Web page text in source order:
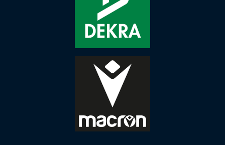
Cookies, die der Sammlung von Informationen und
Erstellung von Berichten über die Website-
Nutzungsstatistik dienen, ohne dass einzelne
Besucher persönlich identifiziert werden können.